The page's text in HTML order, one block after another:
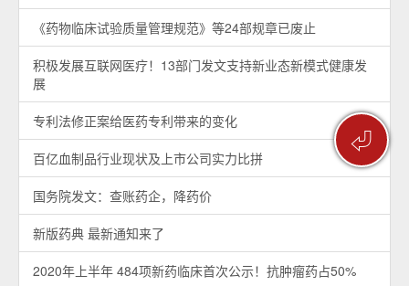
⏎
《药物临床试验质量管理规范》等24部规章已废止
积极发展互联网医疗！13部门发文支持新业态新模式健康发
展
专利法修正案给医药专利带来的变化
百亿血制品行业现状及上市公司实力比拼
国务院发文：查账药企，降药价
新版药典 最新通知来了
2020年上半年 484项新药临床首次公示！抗肿瘤药占50%